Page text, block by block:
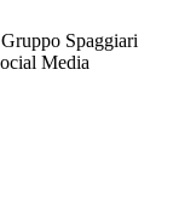
Spaggiari
Media